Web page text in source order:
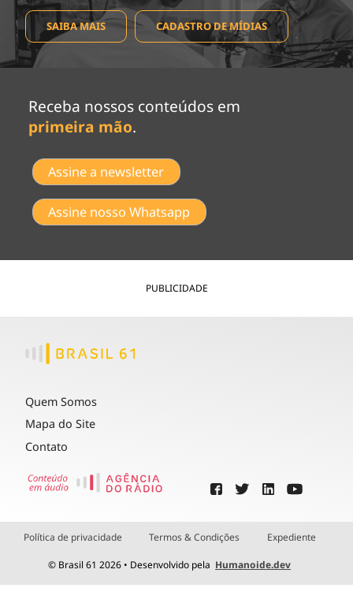
SAIBA MAIS CADASTRO DE MÍDIAS
Receba nossos conteúdos em
primeira mão.
Assine a newsletter
Assine nosso Whatsapp
PUBLICIDADE
Quem Somos
Mapa do Site
Contato
Política de privacidade Termos & Condições Expediente
© Brasil 61 2026 • Desenvolvido pela Humanoide.dev